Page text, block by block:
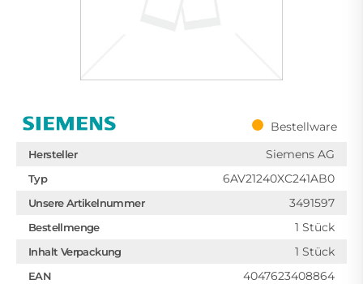
Bestellware
Hersteller Siemens AG
Typ 6AV21240XC241AB0
Unsere Artikelnummer 3491597
Bestellmenge 1 Stück
Inhalt Verpackung 1 Stück
EAN 4047623408864